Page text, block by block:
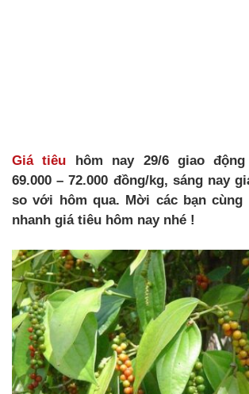
Giá tiêu hôm nay 29/6 giao
69.000 – 72.000 đồng/kg, sáng nay
so với hôm qua. Mời các bạn cùng
nhanh giá tiêu hôm nay nhé !